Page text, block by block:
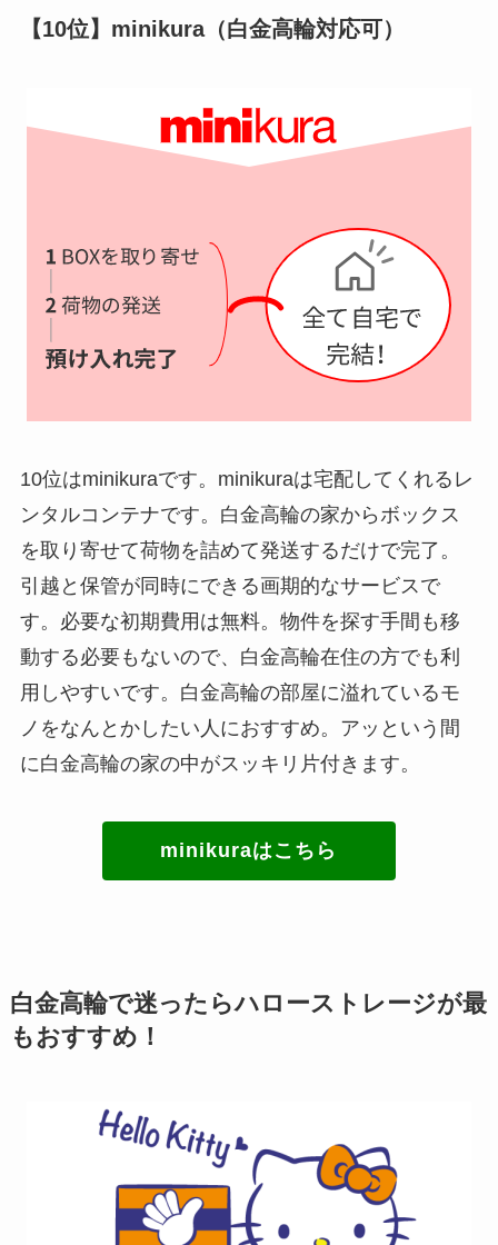
【10位】minikura（白金高輪対応可）
10位はminikuraです。minikuraは宅配してくれるレ
ンタルコンテナです。白金高輪の家からボックス
を取り寄せて荷物を詰めて発送するだけで完了。
引越と保管が同時にできる画期的なサービスで
す。必要な初期費用は無料。物件を探す手間も移
動する必要もないので、白金高輪在住の方でも利
用しやすいです。白金高輪の部屋に溢れているモ
ノをなんとかしたい人におすすめ。アッという間
に白金高輪の家の中がスッキリ片付きます。
minikuraはこちら
白金高輪で迷ったらハローストレージが最
もおすすめ！